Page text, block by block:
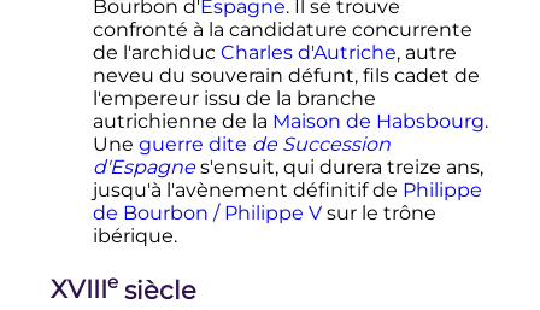
Bourbon d'Espagne. Il se trouve
confronté à la candidature concurrente
de l'archiduc Charles d'Autriche, autre
neveu du souverain défunt, fils cadet de
l'empereur issu de la branche
autrichienne de la Maison de Habsbourg.
Une guerre dite de Succession
d'Espagnes'ensuit, qui durera treize ans,
jusqu'à l'avènement définitif de Philippe
de Bourbon / Philippe Vsur le trône
ibérique.
XVIIIe siècle